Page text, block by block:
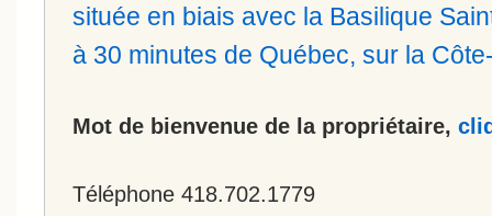
située en biais avec la Basilique
à 30 minutes de Québec, sur la
Mot de bienvenue de la propriétaire,
Téléphone 418.702.1779